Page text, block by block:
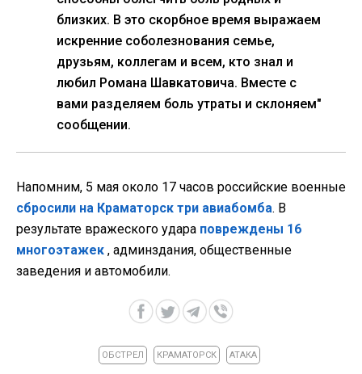
близких. В это скорбное время выражаем
искренние соболезнования семье,
друзьям, коллегам и всем, кто знал и
любил Романа Шавкатовича. Вместе с
вами разделяем боль утраты и склоняем"
сообщении.
Напомним, 5 мая около 17 часов российские военные
сбросили на Краматорск три авиабомба. В
результате вражеского удара повреждены 16
многоэтажек , админздания, общественные
заведения и автомобили.
ОБСТРЕЛ КРАМАТОРСК АТАКА